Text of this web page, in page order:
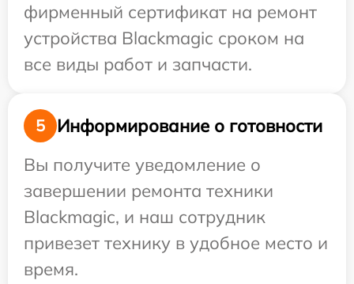
фирменный сертификат на ремонт
устройства Blackmagic сроком на
все виды работ и запчасти.
5
Информирование о готовности
Вы получите уведомление о
завершении ремонта техники
Blackmagic, и наш сотрудник
привезет технику в удобное место и
время.